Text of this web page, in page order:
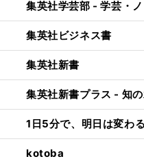
集英社学芸部 - 学芸・
集英社ビジネス書
集英社新書
集英社新書プラス - 知
1日5分で、明日は変わ
kotoba